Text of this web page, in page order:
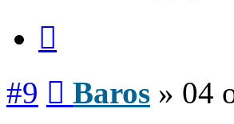
#9 Baros » 04